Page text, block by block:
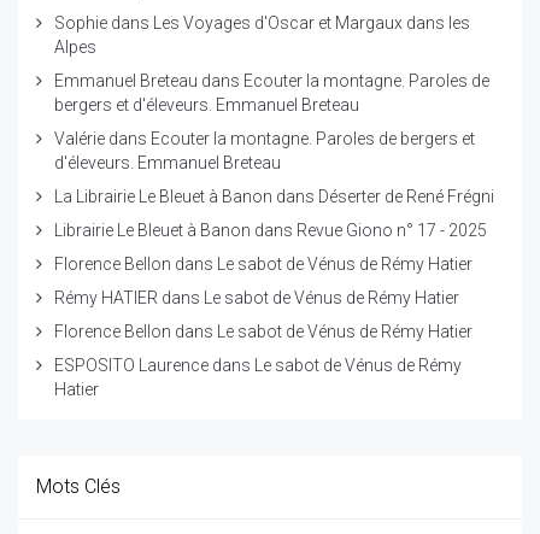
Sophie dans
Les Voyages d'Oscar et Margaux dans les
Alpes
Emmanuel Breteau dans Ecouter la montagne. Paroles de
bergers et d'éleveurs. Emmanuel Breteau
Valérie dans Ecouter la montagne. Paroles de bergers et
d'éleveurs. Emmanuel Breteau
La Librairie Le Bleuet à Banon dans Déserter de René Frégni
Librairie Le Bleuet à Banon dans Revue Giono n° 17 - 2025
Florence Bellon dans
Le sabot de Vénus de Rémy Hatier
Rémy HATIER dans
Le sabot de Vénus de Rémy Hatier
Florence Bellon dans
Le sabot de Vénus de Rémy Hatier
ESPOSITO Laurence dans
Le sabot de Vénus de Rémy
Hatier
Mots Clés